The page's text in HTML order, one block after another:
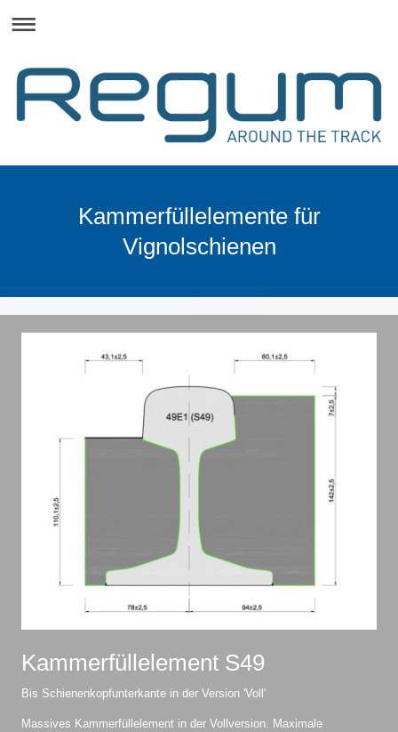
Kammerfüllelemente für
Vignolschienen
Kammerfüllelement S49
Bis Schienenkopfunterkante in der Version 'Voll'
Massives Kammerfüllelement in der Vollversion. Maximale